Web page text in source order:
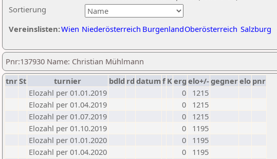
Sortierung
Vereinslisten:Wien Niederösterreich BurgenlandOberösterreich Salzburg
Pnr:137930 Name: Christian Mühlmann
tnrSt turnier bdld rd datumf Kerg elo+/-gegnerelo pnr
Elozahl per 01.01.2019
0
1215
Elozahl per 01.04.2019
0
1215
Elozahl per 01.07.2019
0
1215
Elozahl per 01.10.2019
0
1195
Elozahl per 01.01.2020
0
1195
Elozahl per 01.04.2020
0
1195